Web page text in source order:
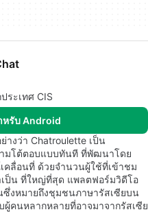
ระเทศ CIS
หรับ Android
างว่า Chatroulette เป็น
มโต้ตอบแบบทันที ที่พัฒนาโดย
คลื่อนที่ ด้วยจำนวนผู้ใช้ที่เข้าชม
ป็น ที่ใหญ่ที่สุด แพลตฟอร์มวิดีโอ
งหมายถึงชุมชนภาษารัสเซียบน
คนหลากหลายที่อาจมาจากรัสเซีย